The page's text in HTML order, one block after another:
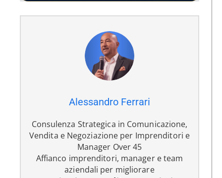
Alessandro Ferrari
Consulenza Strategica in Comunicazione,
Vendita e Negoziazione per Imprenditori e
Manager Over 45
Affianco imprenditori, manager e team
aziendali per migliorare